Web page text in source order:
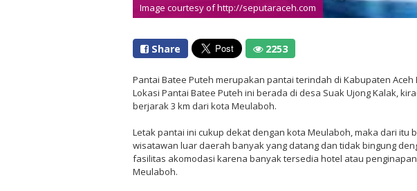
Image courtesy of http://seputaraceh.com
Share 2253
Pantai Batee Puteh merupakan pantai terindah di Kabupaten Aceh
Lokasi Pantai Batee Puteh ini berada di desa Suak Ujong Kalak,
berjarak 3 km dari kota Meulaboh.
Letak pantai ini cukup dekat dengan kota Meulaboh, maka dari itu
wisatawan luar daerah banyak yang datang dan tidak bingung
fasilitas akomodasi karena banyak tersedia hotel atau
Meulaboh.